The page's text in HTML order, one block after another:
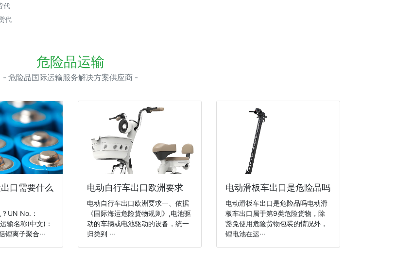
代
代
危险品运输
- 危险品国际运输服务解决方案供应商 -
口需要什么
UN No.：
输名称(中文)：
离子聚合···
电动自行车出口欧洲要求
电动自行车出口欧洲要求一、依据
《国际海运危险货物规则》,电池驱
动的车辆或电池驱动的设备，统一
归类到 ···
电动滑板车出口是危险品吗
电动滑板车出口是危险品吗电动滑
板车出口属于第9类危险货物，除
豁免使用危险货物包装的情况外，
锂电池在运···